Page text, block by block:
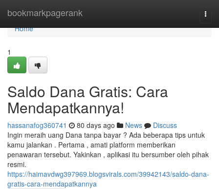
bookmarkpagerank
Home
Home
1
Saldo Dana Gratis: Cara
Mendapatkannya!
hassanafog360741 80 days ago News
Discuss
Ingin meraih uang Dana tanpa bayar ? Ada beberapa tips untuk
kamu jalankan . Pertama , amati platform memberikan
penawaran tersebut. Yakinkan , aplikasi itu bersumber oleh pihak
resmi.
https://haimavdwg397969.blogsvirals.com/39942143/saldo-dana-
gratis-cara-mendapatkannya